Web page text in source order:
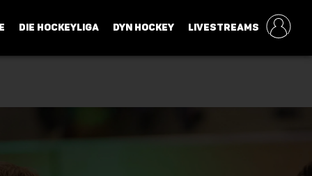
DIE HOCKEYLIGA DYN HOCKEY LIVESTREAMS